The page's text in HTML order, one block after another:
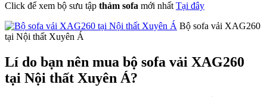
Click để xem bộ sưu tập thảm sofa mới nhất Tại đây
Bộ sofa vải XAG260
tại Nội thất Xuyên Á
Lí do bạn nên mua bộ sofa vải XAG260
tại Nội thất Xuyên Á?